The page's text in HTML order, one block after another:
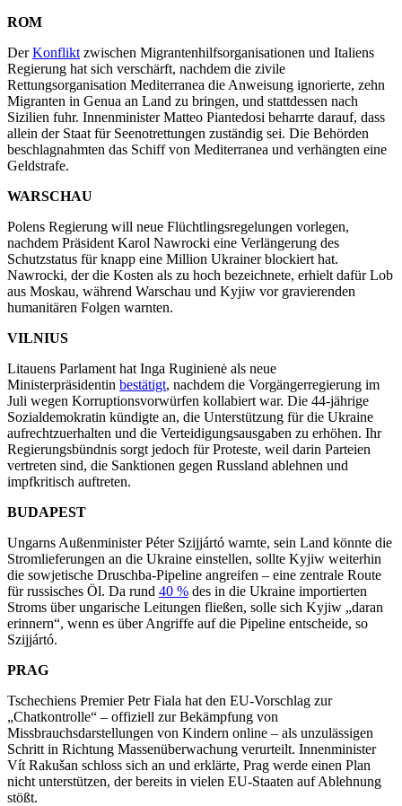
ROM
DerKonflikt zwischen Migrantenhilfsorganisationen und Italiens
Regierung hat sich verschärft, nachdem die zivile
Rettungsorganisation Mediterranea die Anweisung ignorierte, zehn
Migranten in Genua an Land zu bringen, und stattdessen nach
Sizilien fuhr. Innenminister Matteo Piantedosi beharrte darauf, dass
allein der Staat für Seenotrettungen zuständig sei. Die Behörden
beschlagnahmten das Schiff von Mediterranea und verhängten eine
Geldstrafe.
WARSCHAU
Polens Regierung will neue Flüchtlingsregelungen vorlegen,
nachdem Präsident Karol Nawrocki eine Verlängerung des
Schutzstatus für knapp eine Million Ukrainer blockiert hat.
Nawrocki, der die Kosten als zu hoch bezeichnete, erhielt dafür Lob
aus Moskau, während Warschau und Kyjiw vor gravierenden
humanitären Folgen warnten.
VILNIUS
Litauens Parlament hat Inga Ruginienė als neue
Ministerpräsidentin bestätigt, nachdem die Vorgängerregierung im
Juli wegen Korruptionsvorwürfen kollabiert war. Die 44-jährige
Sozialdemokratin kündigte an, die Unterstützung für die Ukraine
aufrechtzuerhalten und die Verteidigungsausgaben zu erhöhen. Ihr
Regierungsbündnis sorgt jedoch für Proteste, weil darin Parteien
vertreten sind, die Sanktionen gegen Russland ablehnen und
impfkritisch auftreten.
BUDAPEST
Ungarns Außenminister Péter Szijjártó warnte, sein Land könnte die
Stromlieferungen an die Ukraine einstellen, sollte Kyjiw weiterhin
die sowjetische Druschba-Pipeline angreifen – eine zentrale Route
für russisches Öl. Da rund 40 % des in die Ukraine importierten
Stroms über ungarische Leitungen fließen, solle sich Kyjiw „daran
erinnern“, wenn es über Angriffe auf die Pipeline entscheide, so
Szijjártó.
PRAG
Tschechiens Premier Petr Fiala hat den EU-Vorschlag zur
„Chatkontrolle“ – offiziell zur Bekämpfung von
Missbrauchsdarstellungen von Kindern online – als unzulässigen
Schritt in Richtung Massenüberwachung verurteilt. Innenminister
Vít Rakušan schloss sich an und erklärte, Prag werde einen Plan
nicht unterstützen, der bereits in vielen EU-Staaten auf Ablehnung
stößt.